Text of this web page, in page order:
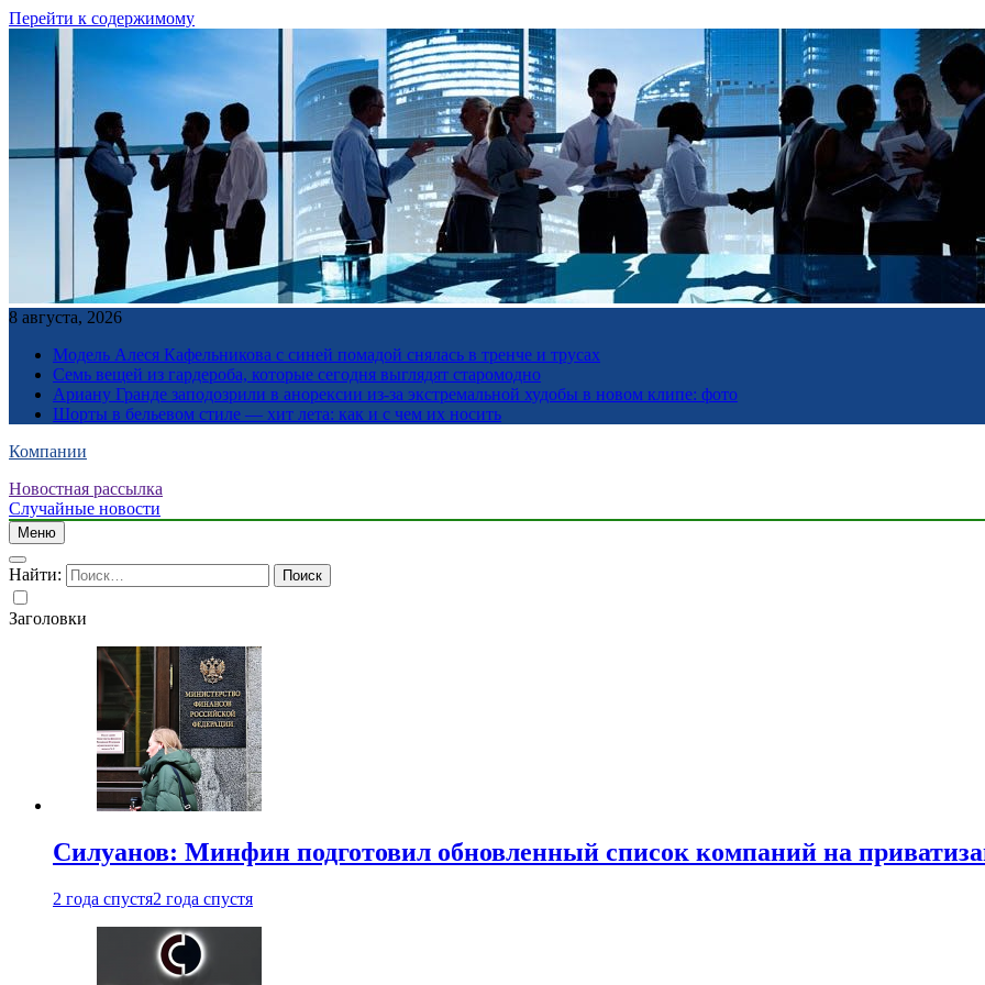
Перейти к содержимому
8 августа, 2026
Модель Алеся Кафельникова с синей помадой снялась в тренче и трусах
Семь вещей из гардероба, которые сегодня выглядят старомодно
Ариану Гранде заподозрили в анорексии из-за экстремальной худобы в новом клипе: фото
Шорты в бельевом стиле — хит лета: как и с чем их носить
Компании
Новостная рассылка
Случайные новости
Меню
Найти:
Заголовки
Силуанов: Минфин подготовил обновленный список компаний на
2 года спустя2 года спустя